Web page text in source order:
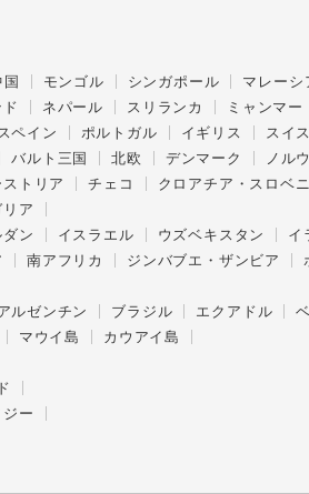
国 モンゴル シンガポール マレーシ
ド ネパール スリランカ ミャンマー
スペイン ポルトガル イギリス スイス
バルト三国 北欧 デンマーク ノル
ストリア チェコ クロアチア・スロベ
ア
ダン イスラエル ウズベキスタン
イ
南アフリカ ジンバブエ・ザンビア
ルゼンチン ブラジル エクアドル
マウイ島
カウアイ島
ジー